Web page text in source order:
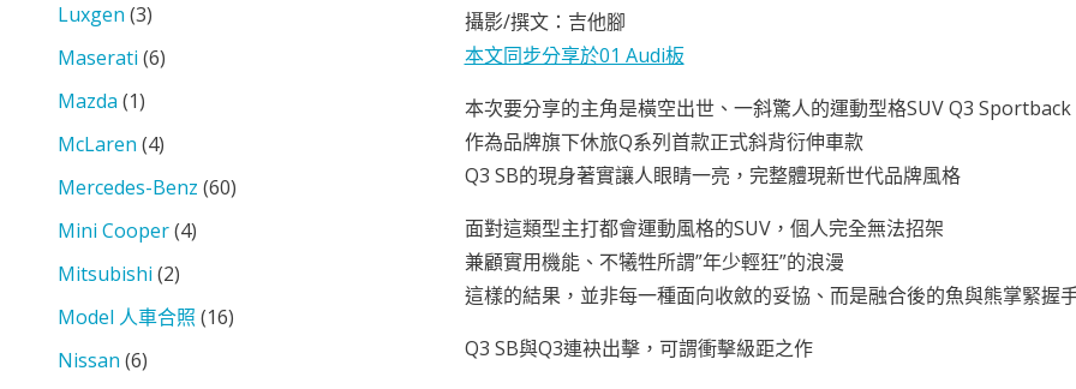
攝影/撰文：吉他腳
本文同步分享於01 Audi板
本次要分享的主角是橫空出世、一斜驚人的運動型格SUV Q3
作為品牌旗下休旅Q系列首款正式斜背衍伸車款
Q3 SB的現身著實讓人眼睛一亮，完整體現新世代品牌風格
面對這類型主打都會運動風格的SUV，個人完全無法招架
兼顧實用機能、不犧牲所謂”年少輕狂”的浪漫
這樣的結果，並非每一種面向收斂的妥協、而是融合後的魚與熊掌緊握
Q3 SB與Q3連袂出擊，可謂衝擊級距之作
Luxgen (3)
Maserati (6)
Mazda (1)
McLaren (4)
Mercedes-Benz (60)
Mini Cooper(4)
Mitsubishi (2)
Model 人車合照 (16)
Nissan (6)